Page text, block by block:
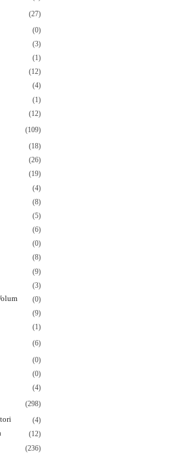
(27)
(0)
(3)
(1)
(12)
(4)
(1)
(12)
(109)
(18)
(26)
(19)
(4)
(8)
(5)
(6)
(0)
(8)
(9)
(3)
(0)
(9)
(1)
(6)
(0)
(0)
(4)
(298)
(4)
(12)
(236)